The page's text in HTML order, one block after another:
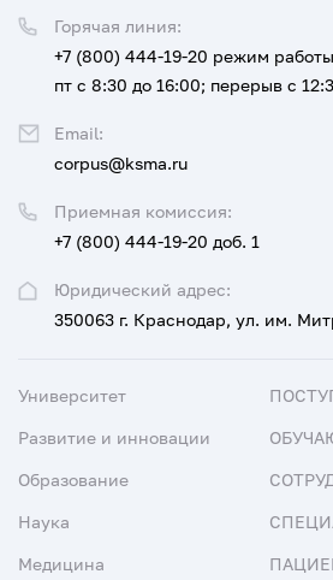
Юридический адрес:
350063 г. Краснодар, ул. им.
Приемная комиссия:
+7 (800) 444-19-20 доб. 1
Горячая линия:
+7 (800) 444-19-20 режим
пт с 8:30 до 16:00; перерыв с
Email:
corpus@ksma.ru
Университет
Развитие и инновации
Образование
Наука
Медицина